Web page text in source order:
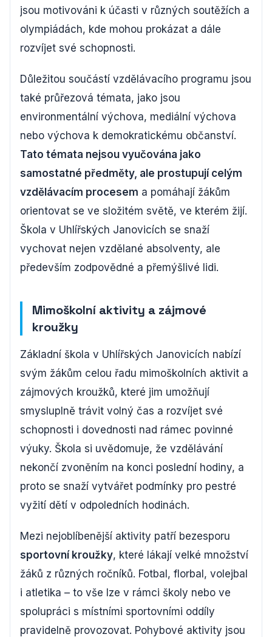
jsou motivováni k účasti v různých soutěžích a
olympiádách, kde mohou prokázat a dále
rozvíjet své schopnosti.
Důležitou součástí vzdělávacího programu jsou
také průřezová témata, jako jsou
environmentální výchova, mediální výchova
nebo výchova k demokratickému občanství.
Tato témata nejsou vyučována jako
samostatné předměty, ale prostupují celým
vzdělávacím procesem a pomáhají žákům
orientovat se ve složitém světě, ve kterém žijí.
Škola v Uhlířských Janovicích se snaží
vychovat nejen vzdělané absolventy, ale
především zodpovědné a přemýšlivé lidi.
Mimoškolní aktivity a zájmové
kroužky
Základní škola v Uhlířských Janovicích nabízí
svým žákům celou řadu mimoškolních aktivit a
zájmových kroužků, které jim umožňují
smysluplně trávit volný čas a rozvíjet své
schopnosti i dovednosti nad rámec povinné
výuky. Škola si uvědomuje, že vzdělávání
nekončí zvoněním na konci poslední hodiny, a
proto se snaží vytvářet podmínky pro pestré
vyžití dětí v odpoledních hodinách.
Mezi nejoblíbenější aktivity patří bezesporu
sportovní kroužky, které lákají velké množství
žáků z různých ročníků. Fotbal, florbal, volejbal
i atletika – to vše lze v rámci školy nebo ve
spolupráci s místními sportovními oddíly
pravidelně provozovat. Pohybové aktivity jsou